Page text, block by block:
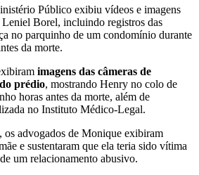
Público exibiu vídeos e imagens
Borel, incluindo registros das
no parquinho de um condomínio durante
da morte.
imagens das câmeras de
prédio, mostrando Henry no colo de
horas antes da morte, além de
no Instituto Médico-Legal.
os advogados de Monique exibiram
e sustentaram que ela teria sido vítima
um relacionamento abusivo.